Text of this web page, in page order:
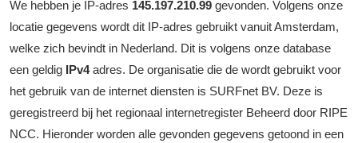
We hebben je IP-adres 145.197.210.99 gevonden. Volgens onze
locatie gegevens wordt dit IP-adres gebruikt vanuit Amsterdam,
welke zich bevindt in Nederland. Dit is volgens onze database
een geldig IPv4adres. De organisatie die de wordt gebruikt voor
het gebruik van de internet diensten is SURFnet BV. Deze is
geregistreerd bij het regionaal internetregister Beheerd door RIPE
NCC. Hieronder worden alle gevonden gegevens getoond in een